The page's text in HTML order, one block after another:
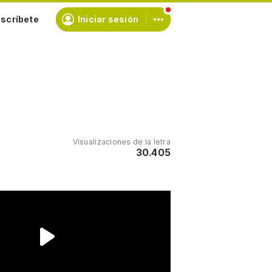
Iniciar sesión
Visualizaciones de la letra
30.405